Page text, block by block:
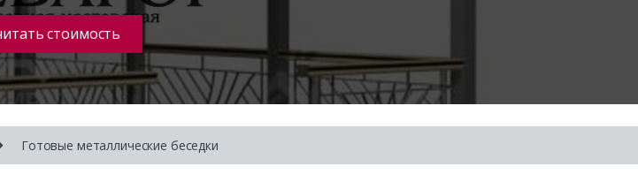
стоимость
Готовые металлические беседки